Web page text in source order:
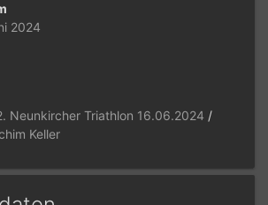
2024
Neunkircher Triathlon 16.06.2024 /
Keller